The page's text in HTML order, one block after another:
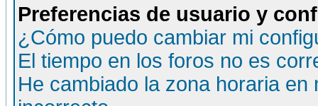
Preferencias de usuario y
¿Cómo puedo cambiar mi
El tiempo en los foros no es
He cambiado la zona horaria